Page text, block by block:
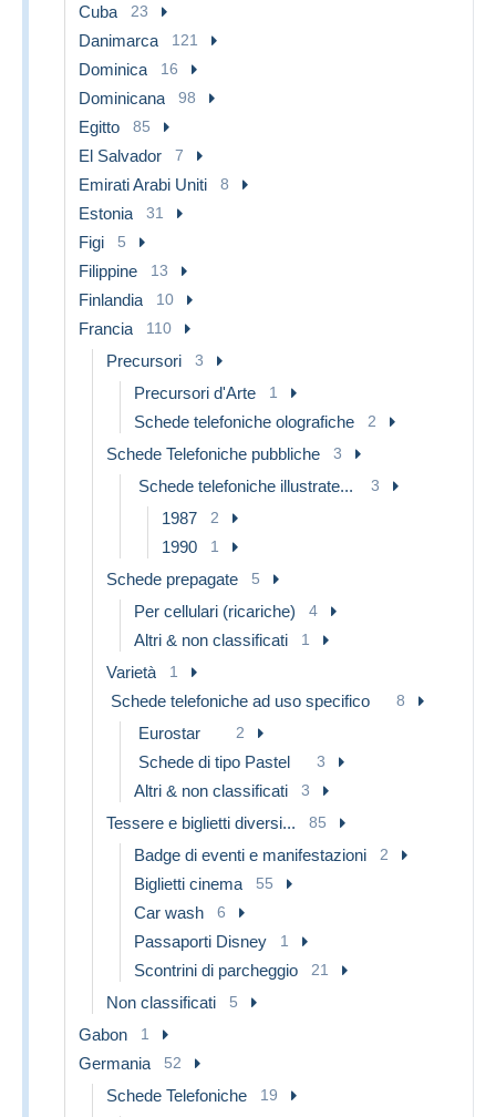
Cuba 23
Danimarca 121
Dominica 16
Dominicana 98
Egitto 85
El Salvador 7
Emirati Arabi Uniti 8
Estonia 31
Figi 5
Filippine 13
Finlandia 10
Francia 110
Precursori 3
Precursori d'Arte 1
Schede telefoniche olografiche 2
Schede Telefoniche pubbliche 3
Schede telefoniche illustrate... 3
1987 2
1990 1
Schede prepagate 5
Per cellulari (ricariche) 4
Altri & non classificati 1
Varietà 1
Schede telefoniche ad uso specifico 8
Eurostar 2
Schede di tipo Pastel 3
Altri & non classificati 3
Tessere e biglietti diversi... 85
Badge di eventi e manifestazioni 2
Biglietti cinema 55
Car wash 6
Passaporti Disney 1
Scontrini di parcheggio 21
Non classificati 5
Gabon 1
Germania 52
Schede Telefoniche 19